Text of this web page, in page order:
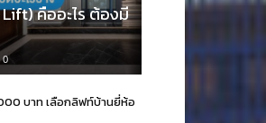
คืออะไร ต้องมี
0
บาท เลือกลิฟท์บ้านยี่ห้อ